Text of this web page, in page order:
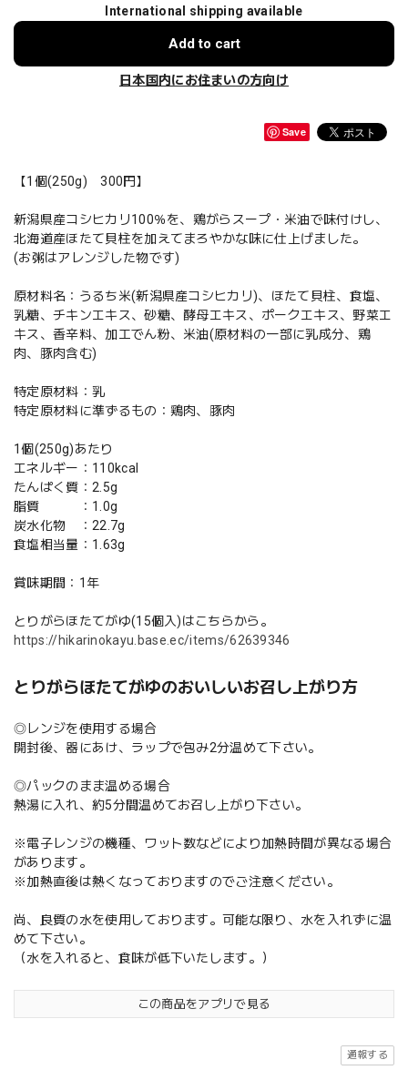
International shipping available
Add to cart
日本国内にお住まいの方向け
Save
【1個(250g) 300円】
新潟県産コシヒカリ100％を、鶏がらスープ・米油で味付けし、
北海道産ほたて貝柱を加えてまろやかな味に仕上げました。
(お粥はアレンジした物です)
原材料名：うるち米(新潟県産コシヒカリ)、ほたて貝柱、食塩、
乳糖、チキンエキス、砂糖、酵母エキス、ポークエキス、野菜エ
キス、香辛料、加工でん粉、米油(原材料の一部に乳成分、鶏
肉、豚肉含む)
特定原材料：乳
特定原材料に準ずるもの：鶏肉、豚肉
1個(250g)あたり
エネルギー：110kcal
たんぱく質：2.5g
脂質 ：1.0g
炭水化物 ：22.7g
食塩相当量：1.63g
賞味期間：1年
とりがらほたてがゆ(15個入)はこちらから。
https://hikarinokayu.base.ec/items/62639346
とりがらほたてがゆのおいしいお召し上がり方
◎レンジを使用する場合
開封後、器にあけ、ラップで包み2分温めて下さい。
◎パックのまま温める場合
熱湯に入れ、約5分間温めてお召し上がり下さい。
※電子レンジの機種、ワット数などにより加熱時間が異なる場合
があります。
※加熱直後は熱くなっておりますのでご注意ください。
尚、良質の水を使用しております。可能な限り、水を入れずに温
めて下さい。
（水を入れると、食味が低下いたします。）
この商品をアプリで見る
通報する